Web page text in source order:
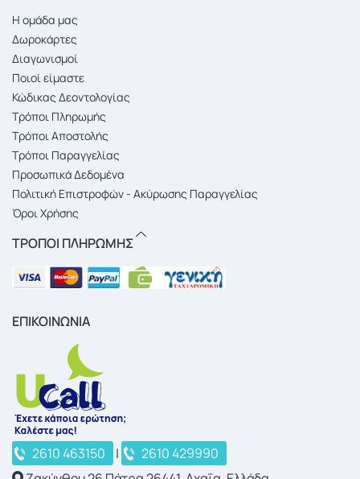
Η ομάδα μας
Δωροκάρτες
Διαγωνισμοί
Ποιοί είμαστε
Κώδικας Δεοντολογίας
Τρόποι Πληρωμής
Τρόποι Αποστολής
Τρόποι Παραγγελίας
Προσωπικά Δεδομένα
Πολιτική Επιστροφών - Ακύρωσης Παραγγελίας
Όροι Χρήσης
ΤΡΟΠΟΙ ΠΛΗΡΩΜΗΣ
ΕΠΙΚΟΙΝΩΝΙΑ
2610 463150 |
2610 429990